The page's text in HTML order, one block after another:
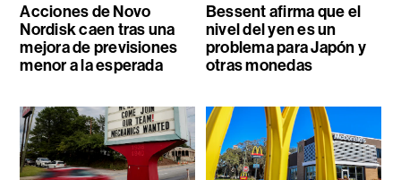
Acciones de Novo
Nordisk caen tras una
mejora de previsiones
menor a la esperada
Bessent afirma que el
nivel del yen es un
problema para Japón y
otras monedas